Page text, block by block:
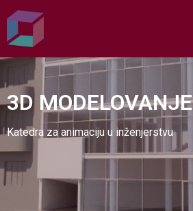
3D MODELOVANJE
Katedra za animaciju u inženjerstvu